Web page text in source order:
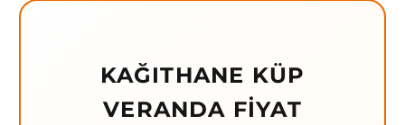
KAĞITHANE KÜP
VERANDA FIYAT